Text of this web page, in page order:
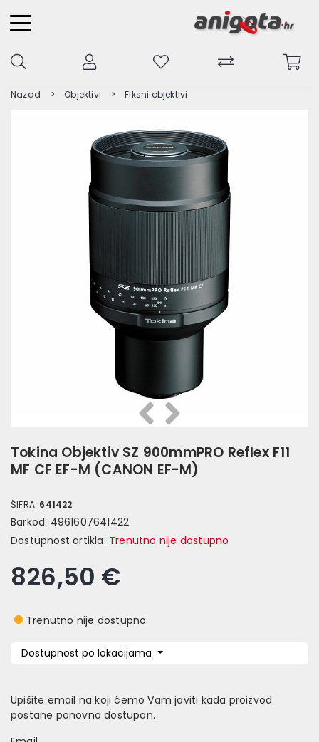
Nazad Objektivi Fiksni objektivi
PrethodnaSlijedeća
Tokina Objektiv SZ 900mmPRO Reflex F11
MF CF EF-M (CANON EF-M)
ŠIFRA: 641422
Barkod: 4961607641422
Dostupnost artikla: Trenutno nije dostupno
826,50 €
Trenutno nije dostupno
Dostupnost po lokacijama
Upišite email na koji ćemo Vam javiti kada proizvod
postane ponovno dostupan.